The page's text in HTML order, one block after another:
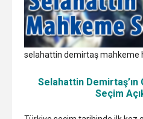
selahattin demirtaş mahkeme
Selahattin Demirtaş’ın
Seçim